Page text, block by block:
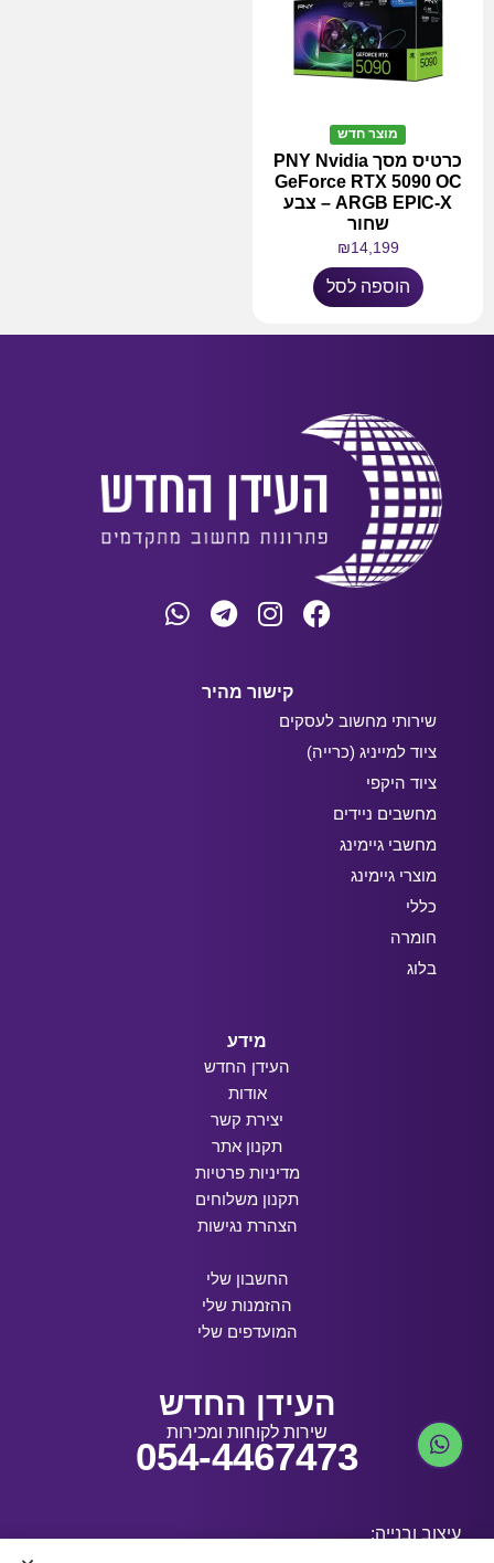
מוצר חדש
כרטיס מסך PNY Nvidia
GeForce RTX 5090 OC
ARGB EPIC-X – צבע
שחור
₪14,199
הוספה לסל
קישור מהיר
שירותי מחשוב לעסקים
ציוד למייניג (כרייה)
ציוד היקפי
מחשבים ניידים
מחשבי גיימינג
מוצרי גיימינג
כללי
חומרה
בלוג
מידע
העידן החדש
אודות
יצירת קשר
תקנון אתר
מדיניות פרטיות
תקנון משלוחים
הצהרת נגישות
החשבון שלי
ההזמנות שלי
המועדפים שלי
העידן החדש
שירות לקוחות ומכירות
054-4467473
עיצוב ובנייה: